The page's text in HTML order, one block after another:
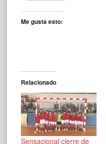
Me gusta esto:
Relacionado
Sensacional cierre de